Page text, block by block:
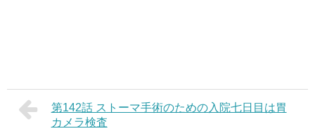
第142話 ストーマ手術のための入院七日目は胃
カメラ検査